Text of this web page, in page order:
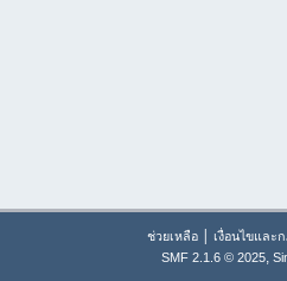
ช่วยเหลือ| เงื่อนไขและ
SMF 2.1.6 © 2025,